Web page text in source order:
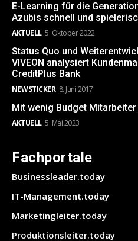
E-Learning für die
Azubis schnell und
AKTUELL 5. Oktober 2022
Status Quo und
VIVEON analysiert
CreditPlus Bank
NEWSTICKER 8. Juni 2017
Mit wenig Budget
AKTUELL 5. Mai 2023
Fachportale
Businessleader.today
IT-Management.today
Marketingleiter.today
Produktionsleiter.today